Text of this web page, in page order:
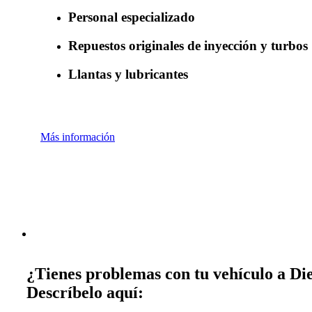
Personal especializado
Repuestos originales de inyección y turbos
Llantas y lubricantes
Más información
¿Tienes problemas con tu vehículo a
Descríbelo aquí: